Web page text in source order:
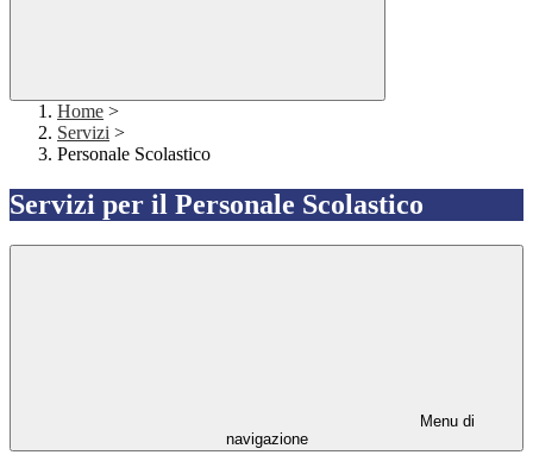
Home >
Servizi >
Personale Scolastico
Servizi per il Personale Scolastico
Menu di
navigazione